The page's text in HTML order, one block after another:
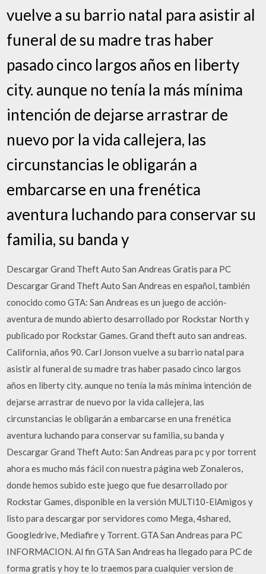
vuelve a su barrio natal para asistir al
funeral de su madre tras haber
pasado cinco largos años en liberty
city. aunque no tenía la más mínima
intención de dejarse arrastrar de
nuevo por la vida callejera, las
circunstancias le obligarán a
embarcarse en una frenética
aventura luchando para conservar su
familia, su banda y
Descargar Grand Theft Auto San Andreas Gratis para PC
Descargar Grand Theft Auto San Andreas en español, también
conocido como GTA: San Andreas es un juego de acción-
aventura de mundo abierto desarrollado por Rockstar North y
publicado por Rockstar Games. Grand theft auto san andreas.
California, años 90. Carl Jonson vuelve a su barrio natal para
asistir al funeral de su madre tras haber pasado cinco largos
años en liberty city. aunque no tenía la más mínima intención de
dejarse arrastrar de nuevo por la vida callejera, las
circunstancias le obligarán a embarcarse en una frenética
aventura luchando para conservar su familia, su banda y
Descargar Grand Theft Auto: San Andreas para pc y por torrent
ahora es mucho más fácil con nuestra página web Zonaleros,
donde hemos subido este juego que fue desarrollado por
Rockstar Games, disponible en la versión MULTi10-ElAmigos y
listo para descargar por servidores como Mega, 4shared,
Googledrive, Mediafire y Torrent. GTA San Andreas para PC
INFORMACION. Al fin GTA San Andreas ha llegado para PC de
forma gratis y hoy te lo traemos para cualquier version de